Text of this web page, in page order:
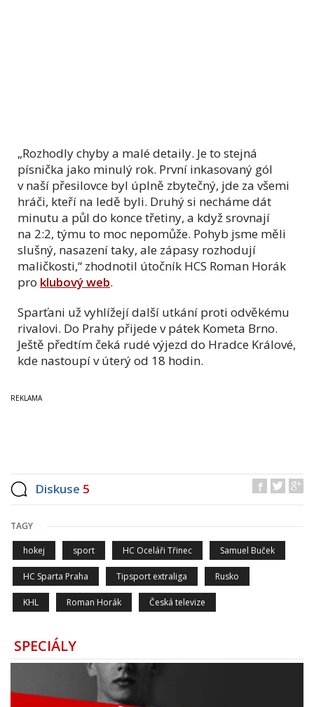
„Rozhodly chyby a malé detaily. Je to stejná
písnička jako minulý rok. První inkasovaný gól
v naší přesilovce byl úplně zbytečný, jde za všemi
hráči, kteří na ledě byli. Druhý si necháme dát
minutu a půl do konce třetiny, a když srovnají
na 2:2, týmu to moc nepomůže. Pohyb jsme měli
slušný, nasazení taky, ale zápasy rozhodují
maličkosti,“ zhodnotil útočník HCS Roman Horák
pro klubový web.
Sparťani už vyhlížejí další utkání proti odvěkému
rivalovi. Do Prahy přijede v pátek Kometa Brno.
Ještě předtím čeká rudé výjezd do Hradce Králové,
kde nastoupí v úterý od 18 hodin.
Diskuse 5
TAGY
hokej sport HC Oceláři Třinec Samuel Buček
HC Sparta Praha Tipsport extraliga Rusko
KHL Roman Horák Česká televize
SPECIÁLY